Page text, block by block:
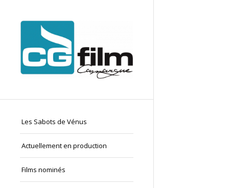
Les Sabots de Vénus
Actuellement en production
Films nominés